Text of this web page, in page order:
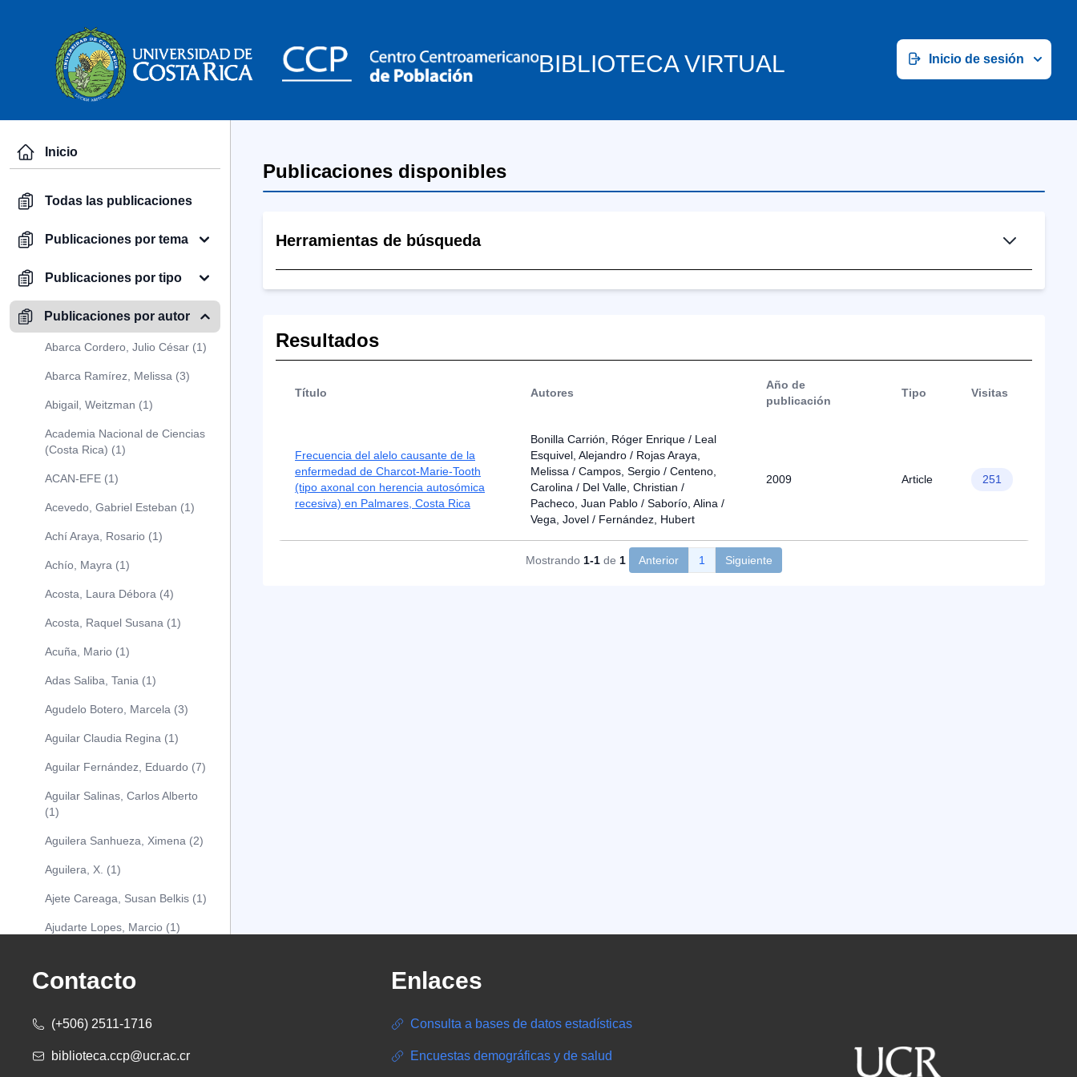
BIBLIOTECA VIRTUAL Inicio de sesión
Inicio
Todas las publicaciones
Publicaciones por tema
Publicaciones por tipo
Publicaciones por autor
Abarca Cordero, Julio César (1)
Abarca Ramírez, Melissa (3)
Abigail, Weitzman (1)
Academia Nacional de Ciencias
(Costa Rica) (1)
ACAN-EFE (1)
Acevedo, Gabriel Esteban (1)
Achí Araya, Rosario (1)
Achío, Mayra (1)
Acosta, Laura Débora (4)
Acosta, Raquel Susana (1)
Acuña, Mario (1)
Adas Saliba, Tania (1)
Agudelo Botero, Marcela (3)
Aguilar Claudia Regina (1)
Aguilar Fernández, Eduardo (7)
Aguilar Salinas, Carlos Alberto
(1)
Aguilera Sanhueza, Ximena (2)
Aguilera, X. (1)
Ajete Careaga, Susan Belkis (1)
Ajudarte Lopes, Marcio (1)
(1)
Albareda Tiana (1)
Alcócer Alfaro, Diana (1)
Publicaciones disponibles
Herramientas de búsqueda
Resultados
Título Autores
Año de
publicación
Tipo Visitas
Frecuencia del alelo causante de la
enfermedad de Charcot-Marie-Tooth
(tipo axonal con herencia autosómica
recesiva) en Palmares, Costa Rica
Bonilla Carrión, Róger Enrique / Leal
Esquivel, Alejandro / Rojas Araya,
Melissa / Campos, Sergio / Centeno,
Carolina / Del Valle, Christian /
Pacheco, Juan Pablo / Saborío, Alina /
Vega, Jovel / Fernández, Hubert
2009 Article 251
Mostrando 1-1 de 1 Anterior 1 Siguiente
Contacto
(+506) 2511-1716
biblioteca.ccp@ucr.ac.cr
Enlaces
Consulta a bases de datos estadísticas
Encuestas demográficas y de salud